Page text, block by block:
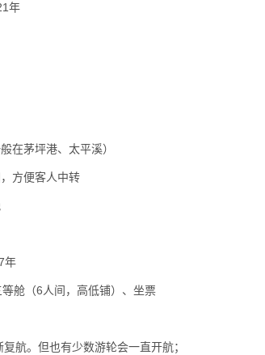
年
在茅坪港、太平溪）
方便客人中转
年
舱（6人间，高低铺）、坐票
航。但也有少数游轮会一直开航；